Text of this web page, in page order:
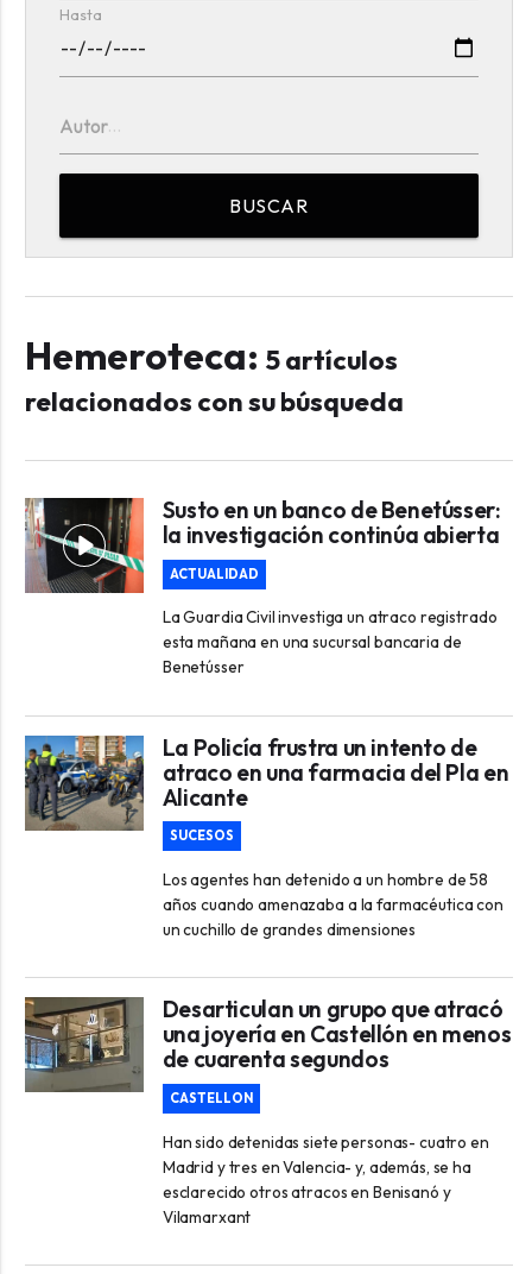
Hasta
Autor
BUSCAR
Hemeroteca: 5 artículos
relacionados con su búsqueda
Susto en un banco de Benetússer:
la investigación continúa abierta
ACTUALIDAD
La Guardia Civil investiga un atraco registrado
esta mañana en una sucursal bancaria de
Benetússer
La Policía frustra un intento de
atraco en una farmacia del Pla en
Alicante
SUCESOS
Los agentes han detenido a un hombre de 58
años cuando amenazaba a la farmacéutica con
un cuchillo de grandes dimensiones
Desarticulan un grupo que atracó
una joyería en Castellón en menos
de cuarenta segundos
CASTELLON
Han sido detenidas siete personas- cuatro en
Madrid y tres en Valencia- y, además, se ha
esclarecido otros atracos en Benisanó y
Vilamarxant